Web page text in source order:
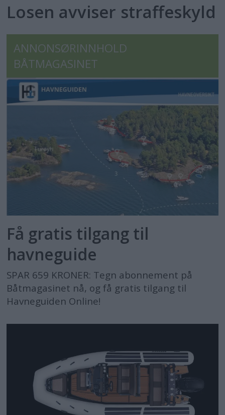
Losen avviser straffeskyld
ANNONSØRINNHOLD
BÅTMAGASINET
Få gratis tilgang til
havneguide
SPAR 659 KRONER: Tegn abonnement på
Båtmagasinet nå, og få gratis tilgang til
Havneguiden Online!